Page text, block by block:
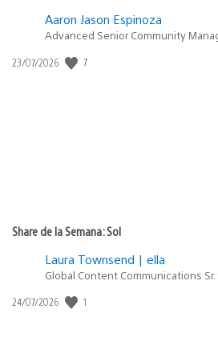
Aaron Jason Espinoza
Advanced Senior Community
Fecha
23/07/2026 7
Share de la Semana: Sol
Laura Townsend | ella
Global Content Communications Sr.
Fecha
24/07/2026 1